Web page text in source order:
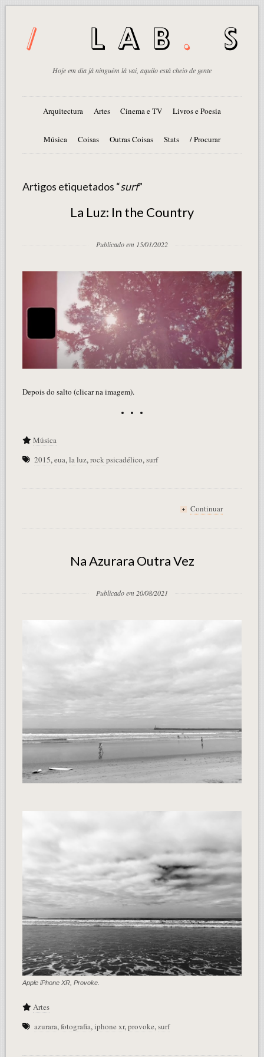
Hoje em dia já ninguém lá vai, aquilo está cheio de gente
Arquitectura Artes Cinema e TV Livros e Poesia
Música Coisas Outras Coisas Stats / Procurar
Artigos etiquetados “surf”
La Luz: In the Country
Publicado em 15/01/2022
Depois do salto (clicar na imagem).
Música
2015,eua,la luz,rock psicadélico,surf
+ Continuar
Na Azurara Outra Vez
Publicado em 20/08/2021
Apple iPhone XR, Provoke.
Artes
azurara,fotografia,iphone xr,provoke,surf